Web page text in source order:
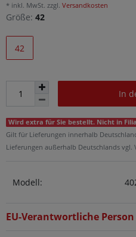
* inkl. MwSt. zzgl. Versandkosten
Größe: 42
42
In
Wird extra für Sie bestellt. Nicht in
Gilt für Lieferungen innerhalb
Lieferungen außerhalb Deutschlands vgl.
Modell:
EU-Verantwortliche Person